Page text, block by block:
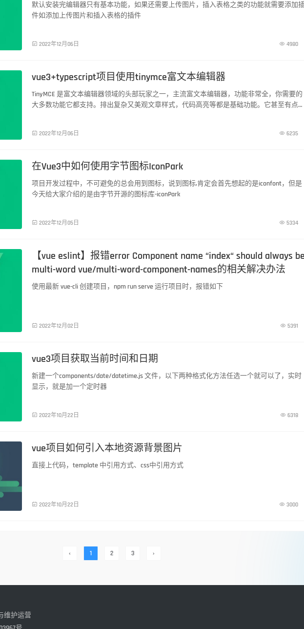
默认安装完编辑器只有基本功能，如果还需要上传图片，插入表格之类的功能就需要添加
件如添加上传图片和插入表格的插件
 2022年12月06日  4980
vue3+typescript项目使用tinymce富文本编辑器
TinyMCE 是富文本编辑器领域的头部玩家之一，主流富文本编辑器，功能非常全，你需要的
大多数功能它都支持。排出复杂又美观文章样式，代码高亮等都是基础功能。它甚至有点
 2022年12月06日  6235
在Vue3中如何使用字节图标IconPark
项目开发过程中，不可避免的总会用到图标，说到图标,肯定会首先想起的是iconfont，但是
今天给大家介绍的是由字节开源的图标库-iconPark
 2022年12月05日  5334
【vue eslint】报错error Component name “index“ should always
multi-word vue/multi-word-component-names的相关解决办法
使用最新 vue-cli 创建项目，npm run serve 运行项目时，报错如下
 2022年12月02日  5391
vue3项目获取当前时间和日期
新建一个components/date/datetime.js 文件，以下两种格式化方法任选一个就可以了，实时
显示，就是加一个定时器
 2022年10月22日  6318
vue项目如何引入本地资源背景图片
直接上代码，template 中引用方式、css中引用方式
 2022年10月22日  3000
‹ 1 2 3 ›
维护运营